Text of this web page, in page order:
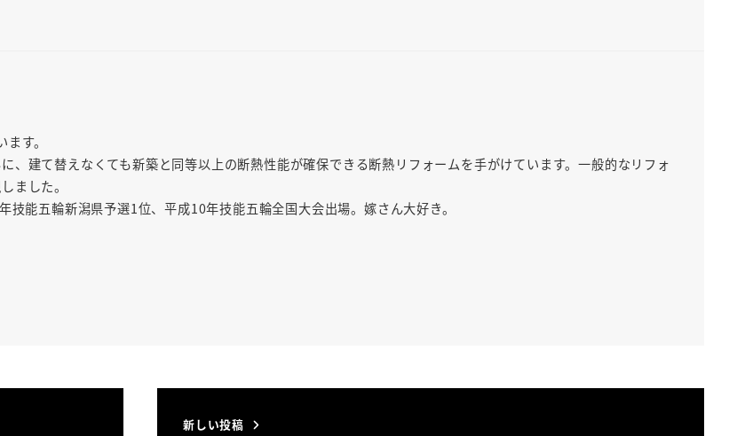
す。
、建て替えなくても新築と同等以上の断熱性能が確保できる断熱リフォームを手がけています。一般的なリフォ
ました。
能五輪新潟県予選1位、平成10年技能五輪全国大会出場。嫁さん大好き。
新しい投稿